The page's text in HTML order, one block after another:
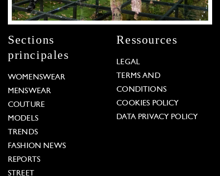
Sections
principales
WOMENSWEAR
MENSWEAR
COUTURE
MODELS
TRENDS
FASHION NEWS
REPORTS
STREET
Ressources
LEGAL
TERMS AND
CONDITIONS
COOKIES POLICY
DATA PRIVACY POLICY